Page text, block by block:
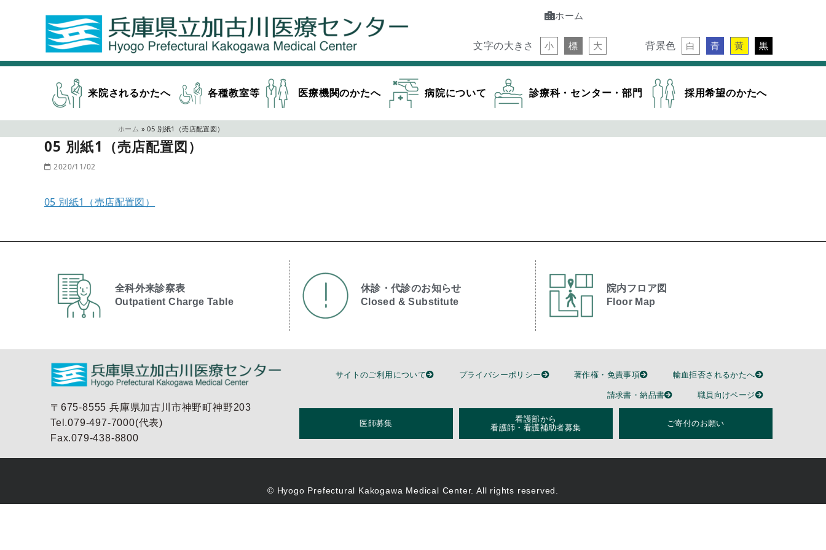
ホーム
文字の大きさ 小 標 大 背景色 白 青 黄 黒
来院されるかたへ 各種教室等 医療機関のかたへ 病院について 診療科・センター・部門 採用希望のかたへ
ホーム » 05 別紙1（売店配置図）
05 別紙1（売店配置図）
2020/11/02
05 別紙1（売店配置図）
全科外来診察表
Outpatient Charge Table​
休診・代診のお知らせ
Closed & Substitute​
院内フロア図
Floor Map
〒675-8555 兵庫県加古川市神野町神野203
Tel.079-497-7000(代表)
Fax.079-438-8800
サイトのご利用について プライバシーポリシー 著作権・免責事項 輸血拒否されるかたへ
請求書・納品書 職員向けページ
医師募集
看護部から
看護師・看護補助者募集
ご寄付のお願い
© Hyogo Prefectural Kakogawa Medical Center. All rights reserved.